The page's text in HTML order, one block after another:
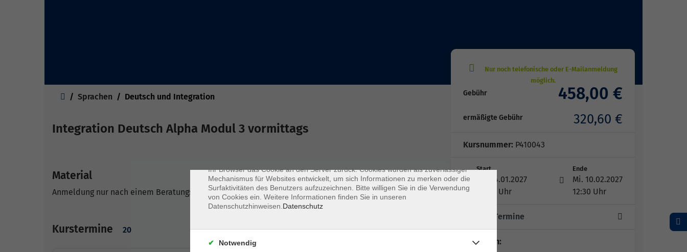
Sprachen Deutsch und Integration
Integration Deutsch Alpha Modul 3 vormittags
Material
Anmeldung nur nach einem Beratungsgespräch bei der vhs Esslingen (Tel.: 0711 550210).
Kurstermine 20
Gebühr 458,00 €
ermäßigte Gebühr 320,60 €
Kursnummer: P410043
Start
Do. 14.01.2027
08:30 Uhr
Ende
Mi. 10.02.2027
12:30 Uhr
20 -mal Termine
Dozent*in:
Datenschutz
Cookies sind kleine Datenmengen, die von einer Website gesendet und vom
Webbrowser des Nutzers während des Surfens auf dem Computer des Nutzers
Ihr Browser das Cookie an den Server zurück. Cookies wurden als zuverlässiger
Mechanismus für Websites entwickelt, um sich Informationen zu merken oder die
Surfaktivitäten des Benutzers aufzuzeichnen. Bitte willigen Sie in die Verwendung
von Cookies ein. Weitere Informationen finden Sie in unseren
Datenschutzhinweisen. Datenschutz
Notwendig